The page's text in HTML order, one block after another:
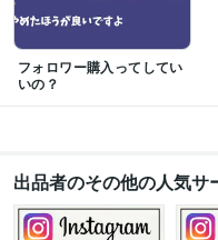
フォロワー購入ってしてい
いの？
出品者のその他の人気サ